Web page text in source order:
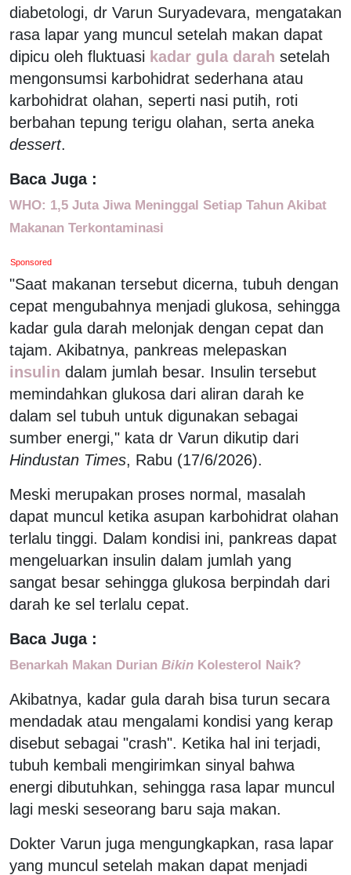
diabetologi, dr Varun Suryadevara, mengatakan
rasa lapar yang muncul setelah makan dapat
dipicu oleh fluktuasi kadar gula darah setelah
mengonsumsi karbohidrat sederhana atau
karbohidrat olahan, seperti nasi putih, roti
berbahan tepung terigu olahan, serta aneka
dessert.
Baca Juga :
WHO: 1,5 Juta Jiwa Meninggal Setiap Tahun Akibat
Makanan Terkontaminasi
Sponsored
"Saat makanan tersebut dicerna, tubuh dengan
cepat mengubahnya menjadi glukosa, sehingga
kadar gula darah melonjak dengan cepat dan
tajam. Akibatnya, pankreas melepaskan
insulin dalam jumlah besar. Insulin tersebut
memindahkan glukosa dari aliran darah ke
dalam sel tubuh untuk digunakan sebagai
sumber energi," kata dr Varun dikutip dari
Hindustan Times, Rabu (17/6/2026).
Meski merupakan proses normal, masalah
dapat muncul ketika asupan karbohidrat olahan
terlalu tinggi. Dalam kondisi ini, pankreas dapat
mengeluarkan insulin dalam jumlah yang
sangat besar sehingga glukosa berpindah dari
darah ke sel terlalu cepat.
Baca Juga :
Benarkah Makan Durian Bikin Kolesterol Naik?
Akibatnya, kadar gula darah bisa turun secara
mendadak atau mengalami kondisi yang kerap
disebut sebagai "crash". Ketika hal ini terjadi,
tubuh kembali mengirimkan sinyal bahwa
energi dibutuhkan, sehingga rasa lapar muncul
lagi meski seseorang baru saja makan.
Dokter Varun juga mengungkapkan, rasa lapar
yang muncul setelah makan dapat menjadi